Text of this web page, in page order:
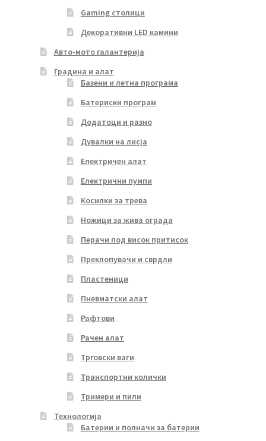
Gaming столици
Декоративни LED камини
Авто-мото галантерија
Градина и алат
Базени и летна програма
Батериски програм
Додатоци и разно
Дувалки на лисја
Електричен алат
Електрични пумпи
Косилки за трева
Ножици за жива ограда
Перачи под висок притисок
Преклопувачи и сврдли
Пластеници
Пневматски алат
Рафтови
Рачен алат
Трговски ваги
Транспортни колички
Тримери и пили
Технологија
Батерии и полначи за батерии